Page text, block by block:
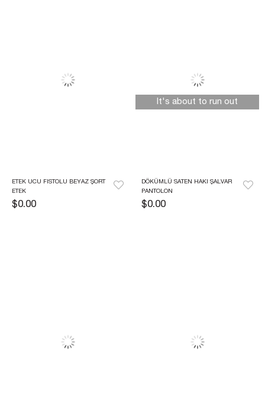
ETEK UCU FISTOLU BEYAZ ŞORT
ETEK
$0.00
DÖKÜMLÜ SATEN HAKI ŞALVAR
PANTOLON
$0.00
It's about to run out